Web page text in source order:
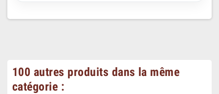
100 autres produits dans la même
catégorie :